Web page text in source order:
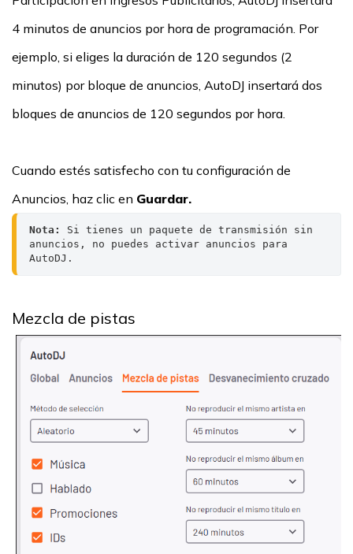
4 minutos de anuncios por hora de programación. Por
ejemplo, si eliges la duración de 120 segundos (2
minutos) por bloque de anuncios, AutoDJ insertará dos
bloques de anuncios de 120 segundos por hora.
Cuando estés satisfecho con tu configuración de
Anuncios, haz clic en Guardar.
Nota:
Si tienes un paquete de transmisión sin
anuncios, no puedes activar anuncios para
AutoDJ.
Mezcla de pistas